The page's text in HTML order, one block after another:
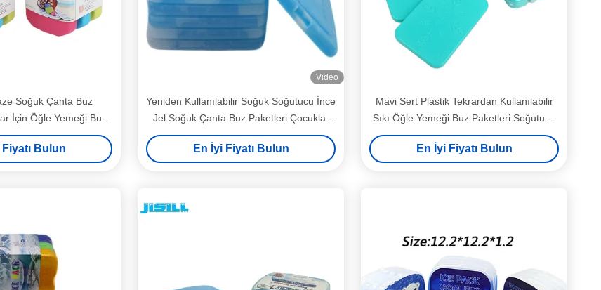
Soğuk Çanta Buz
İçin Öğle Yemeği Buz
Çanta
Fiyatı Bulun
Video
Yeniden Kullanılabilir Soğuk Soğutucu İnce
Jel Soğuk Çanta Buz Paketleri Çocuklar
İçin Öğle Yemeği Buz Kutusu
En İyi Fiyatı Bulun
Mavi Sert Plastik Tekrardan Kullanılabilir
Sıkı Öğle Yemeği Buz Paketleri Soğutucu
Torba Dondurulmuş Yiyecekler
En İyi Fiyatı Bulun